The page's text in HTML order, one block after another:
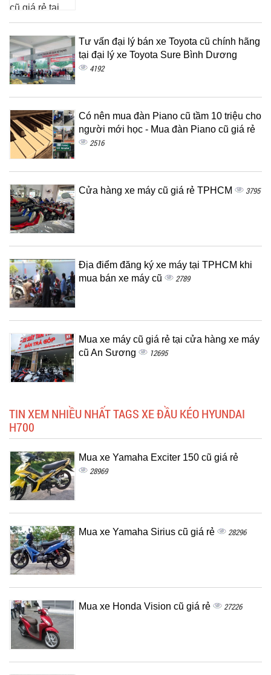
Tư vấn đại lý bán xe Toyota cũ chính hãng
tại đại lý xe Toyota Sure Bình Dương
4192
Có nên mua đàn Piano cũ tầm 10 triệu cho
người mới học - Mua đàn Piano cũ giá rẻ
2516
Cửa hàng xe máy cũ giá rẻ TPHCM 3795
Địa điểm đăng ký xe máy tại TPHCM khi
mua bán xe máy cũ
2789
Mua xe máy cũ giá rẻ tại cửa hàng xe máy
cũ An Sương
12695
TIN XEM NHIỀU NHẤT TAGS XE ĐẦU KÉO HYUNDAI
H700
Mua xe Yamaha Exciter 150 cũ giá rẻ
28969
Mua xe Yamaha Sirius cũ giá rẻ 28296
Mua xe Honda Vision cũ giá rẻ 27226